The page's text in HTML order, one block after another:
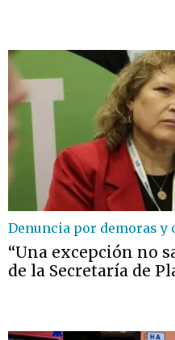
Denuncia por demoras y
“Una excepción no
de la Secretaría de